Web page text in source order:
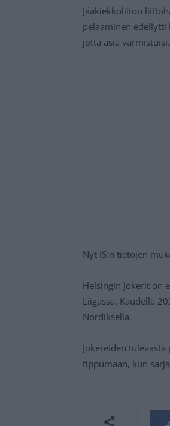
Jääkiekkoliiton
pelaaminen edellytti
jotta asia varmistuisi.
Nyt IS:n tietojen
Helsingin Jokerit on
Liigassa. Kaudella
Nordiksella.
Jokereiden
tippumaan, kun